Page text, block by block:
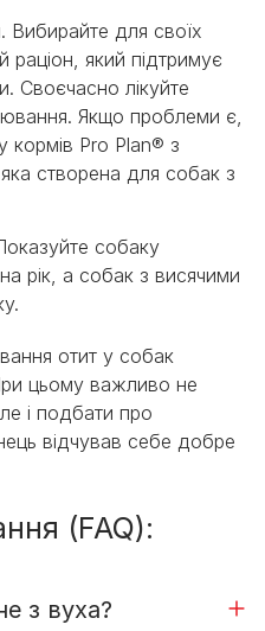
Вибирайте для своїх
раціон, який підтримує
Своєчасно лікуйте
Якщо проблеми є,
кормів Pro Plan® з
створена для собак з
собаку
рік, а собак з висячими
отит у собак
цьому важливо не
і подбати про
відчував себе добре
(FAQ):
з вуха?